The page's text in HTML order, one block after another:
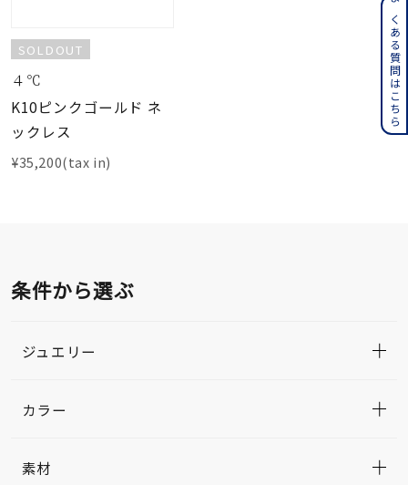
SOLDOUT
４℃
K10ピンクゴールド ネ
ックレス
¥35,200(tax in)
条件から選ぶ
ジュエリー
カラー
素材
よくある質問はこちら